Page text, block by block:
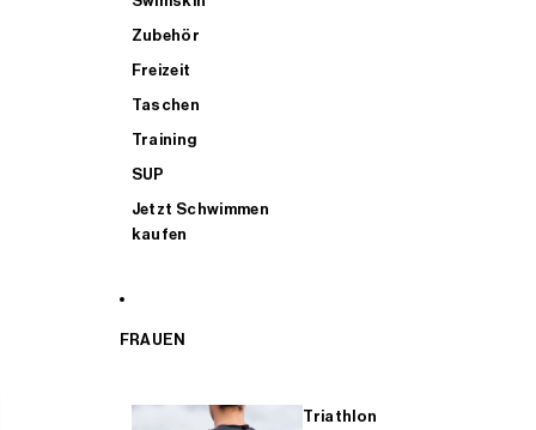
Zubehör
Freizeit
Taschen
Training
SUP
Jetzt Schwimmen
kaufen
FRAUEN
Triathlon